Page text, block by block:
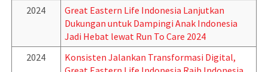
2024
Great Eastern Life Indonesia Lanjutkan
Dukungan untuk Dampingi Anak Indonesia
Jadi Hebat lewat Run To Care 2024
2024
Konsisten Jalankan Transformasi Digital,